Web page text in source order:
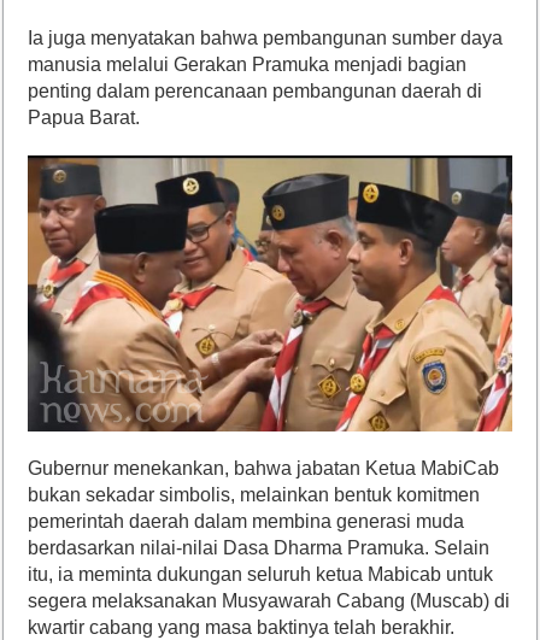
Ia juga menyatakan bahwa pembangunan sumber daya
manusia melalui Gerakan Pramuka menjadi bagian
penting dalam perencanaan pembangunan daerah di
Papua Barat.
Gubernur menekankan, bahwa jabatan Ketua MabiCab
bukan sekadar simbolis, melainkan bentuk komitmen
pemerintah daerah dalam membina generasi muda
berdasarkan nilai-nilai Dasa Dharma Pramuka. Selain
itu, ia meminta dukungan seluruh ketua Mabicab untuk
segera melaksanakan Musyawarah Cabang (Muscab) di
kwartir cabang yang masa baktinya telah berakhir.